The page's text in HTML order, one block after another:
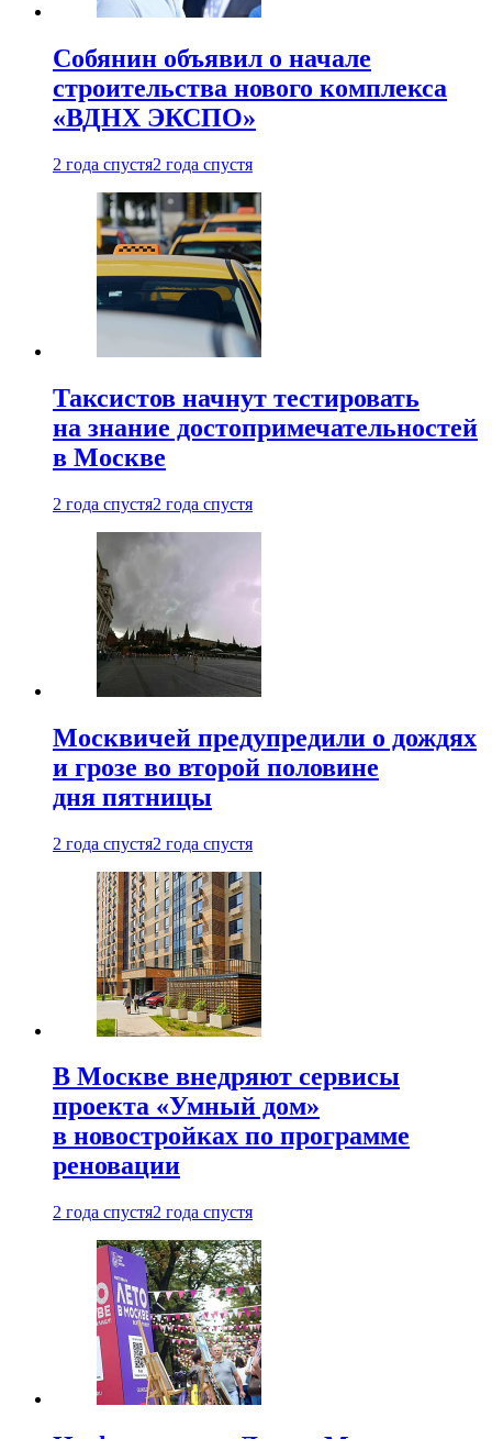
Собянин объявил о начале
строительства нового комплекса
«ВДНХ ЭКСПО»
2 года спустя2 года спустя
Таксистов начнут тестировать
на знание достопримечательностей
в Москве
2 года спустя2 года спустя
Москвичей предупредили о дождях
и грозе во второй половине
дня пятницы
2 года спустя2 года спустя
В Москве внедряют сервисы
проекта «Умный дом»
в новостройках по программе
реновации
2 года спустя2 года спустя